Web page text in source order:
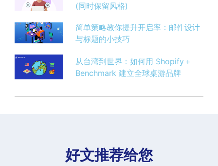
(同时保留风格)
简单策略教你提升开启率：邮件设计
与标题的小技巧
从台湾到世界：如何用 Shopify＋
Benchmark 建立全球桌游品牌
好文推荐给您